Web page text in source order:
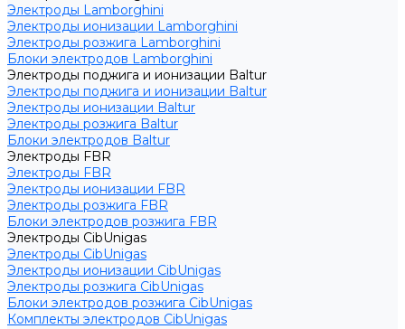
Электроды Lamborghini
Электроды ионизации Lamborghini
Электроды розжига Lamborghini
Блоки электродов Lamborghini
Электроды поджига и ионизации Baltur
Электроды поджига и ионизации Baltur
Электроды ионизации Baltur
Электроды розжига Baltur
Блоки электродов Baltur
Электроды FBR
Электроды FBR
Электроды ионизации FBR
Электроды розжига FBR
Блоки электродов розжига FBR
Электроды CibUnigas
Электроды CibUnigas
Электроды ионизации CibUnigas
Электроды розжига CibUnigas
Блоки электродов розжига CibUnigas
Комплекты электродов CibUnigas